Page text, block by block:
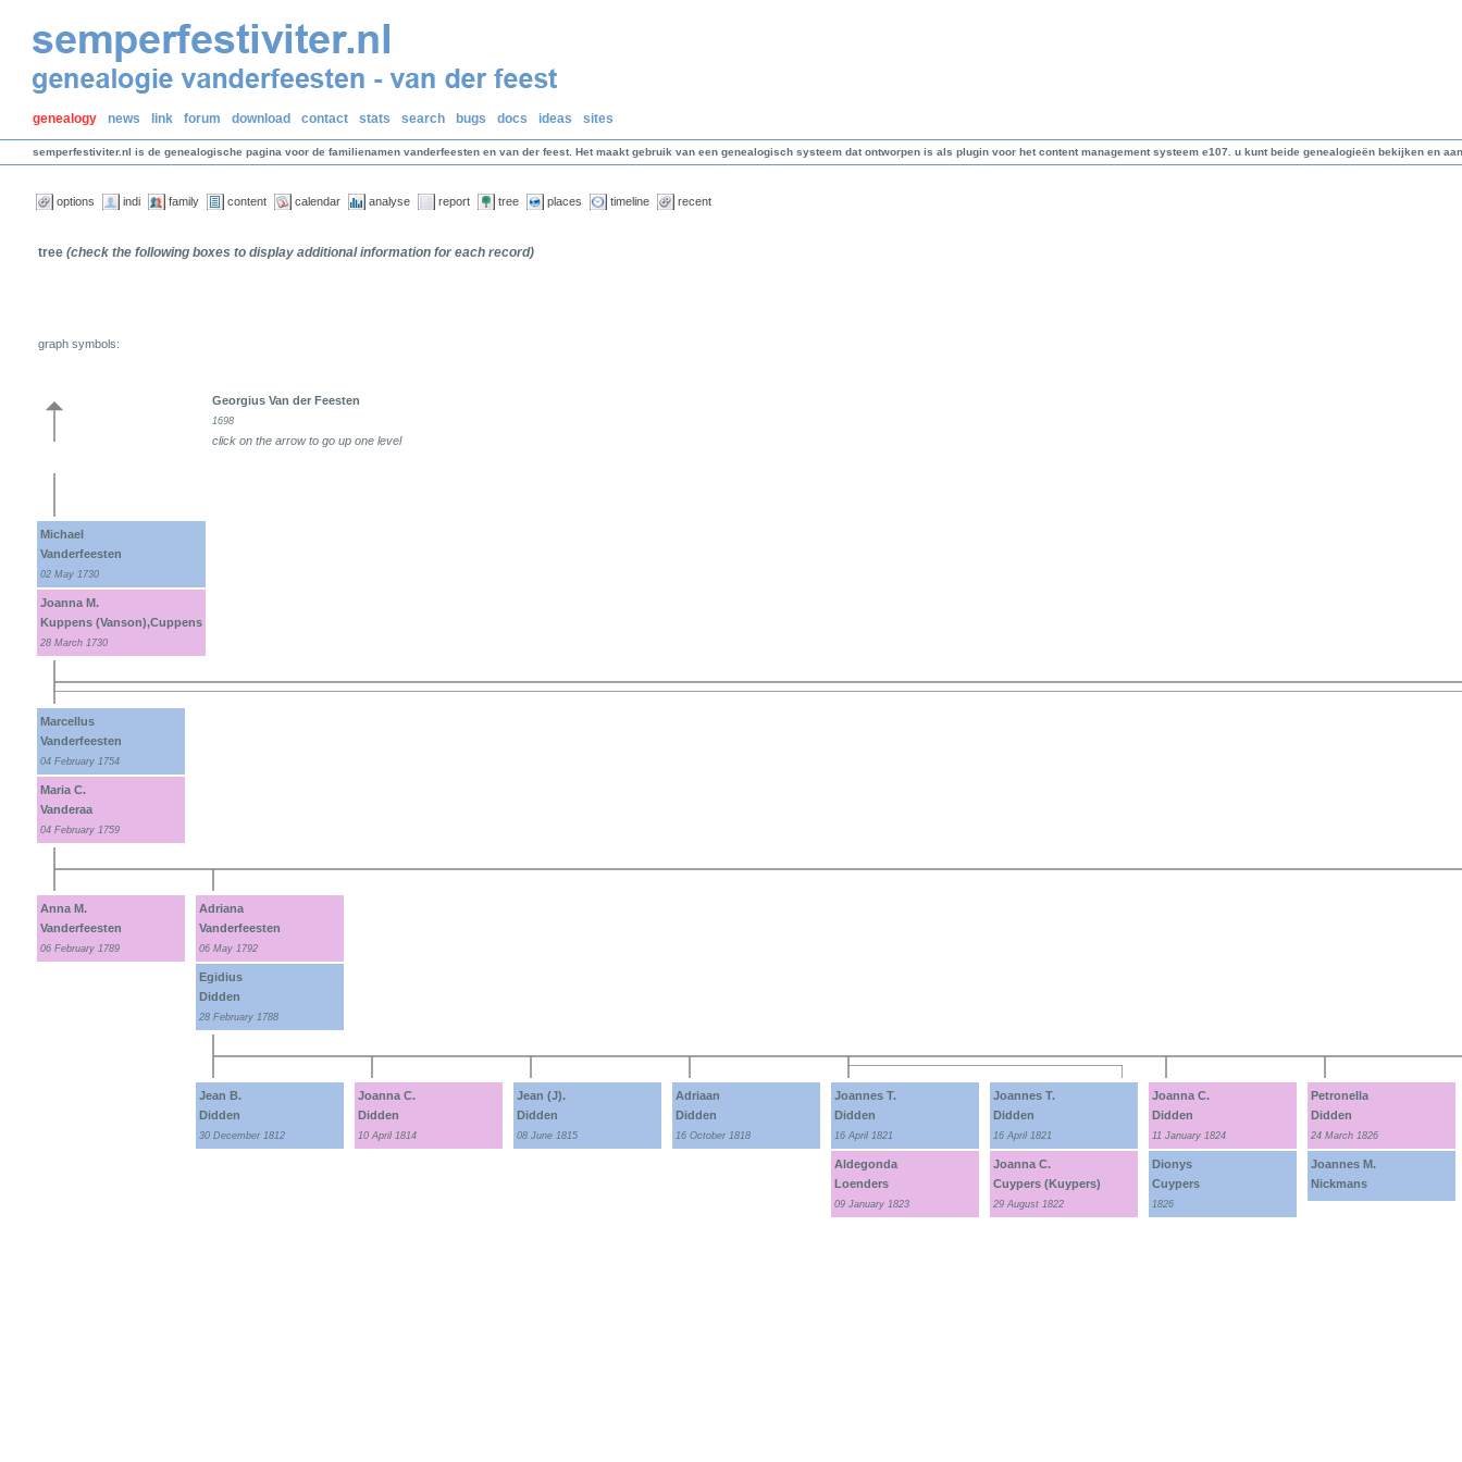
genealogy news link forum download contact stats search bugs docs ideas sites
semperfestiviter.nl is de genealogische pagina voor de familienamen vanderfeesten en van der feest. Het maakt gebruik van een genealogisch systeem dat ontworpen is als plugin voor het content management systeem e107. u kunt beide genealogieën bekijken en
options indi family content calendar analyse report tree places timeline recent
tree (check the following boxes to display additional information for each record)
graph symbols:
Georgius Van der Feesten
1698
click on the arrow to go up one level
Michael
Vanderfeesten
02 May 1730
Joanna M.
Kuppens (Vanson),Cuppens
28 March 1730
Marcellus
Vanderfeesten
04 February 1754
Maria C.
Vanderaa
04 February 1759
Anna M.
Vanderfeesten
06 February 1789
Adriana
Vanderfeesten
06 May 1792
Egidius
Didden
28 February 1788
Jean B.
Didden
30 December 1812
Joanna C.
Didden
10 April 1814
Jean (J).
Didden
08 June 1815
Adriaan
Didden
16 October 1818
Joannes T.
Didden
16 April 1821
Aldegonda
Loenders
09 January 1823
Joannes T.
Didden
16 April 1821
Joanna C.
Cuypers (Kuypers)
29 August 1822
Joanna C.
Didden
11 January 1824
Dionys
Cuypers
1826
Petronella
Didden
24 March 1826
Joannes M.
Nickmans